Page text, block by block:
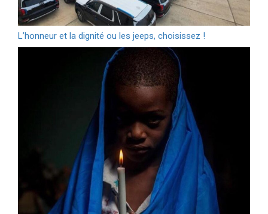
L’honneur et la dignité ou les jeeps, choisissez !